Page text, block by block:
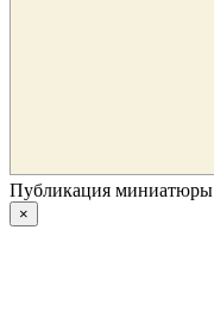
Публикация миниатюры
×